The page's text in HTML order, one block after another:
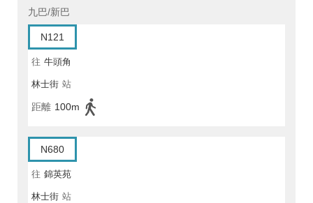
九巴/新巴
N121
往 牛頭角
林士街 站
距離 100m
N680
往 錦英苑
林士街 站